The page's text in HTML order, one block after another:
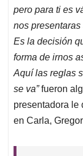
pero para ti es
nos
Es la decisión
forma de irnos
Aquí las reglas
se va”fueron
presentadora le
en Carla,